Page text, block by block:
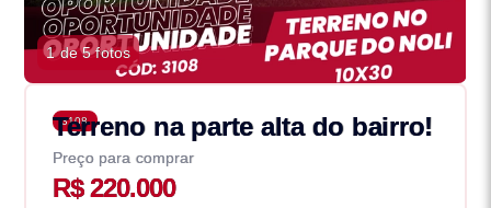
1 de 5 fotos
3108
Terreno na parte alta do bairro!
Preço para comprar
R$ 220.000